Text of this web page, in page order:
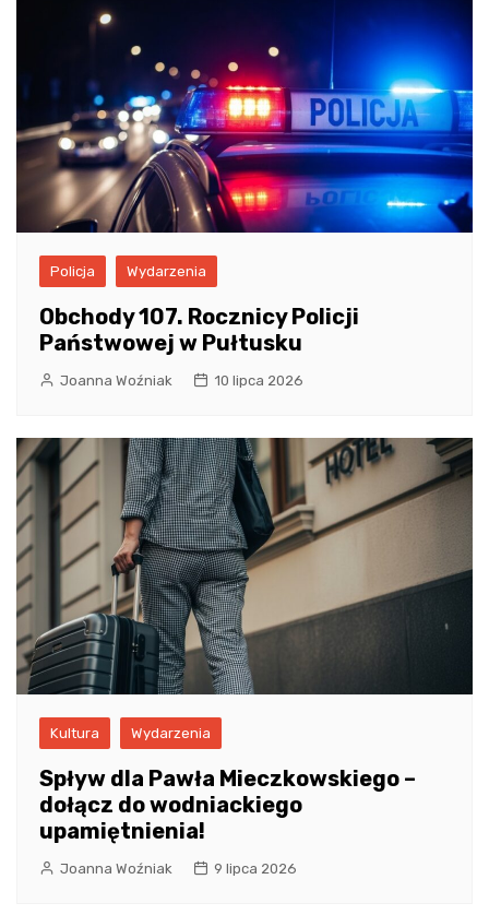
Policja Wydarzenia
Obchody 107. Rocznicy Policji
Państwowej w Pułtusku
Joanna Woźniak 10 lipca 2026
Kultura Wydarzenia
Spływ dla Pawła Mieczkowskiego –
dołącz do wodniackiego
upamiętnienia!
Joanna Woźniak 9 lipca 2026